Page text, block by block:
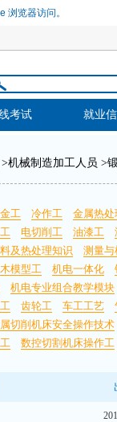
浏览器访问。
考试 就业
>机械制造加工人员 >
工 冷作工 金属热处
电切削工 油漆工
及热处理知识 测量与
木模型工 机电一体化
机电专业组合教学模块
齿轮工 车工工艺
切削机床安全操作技术
数控切割机床操作工